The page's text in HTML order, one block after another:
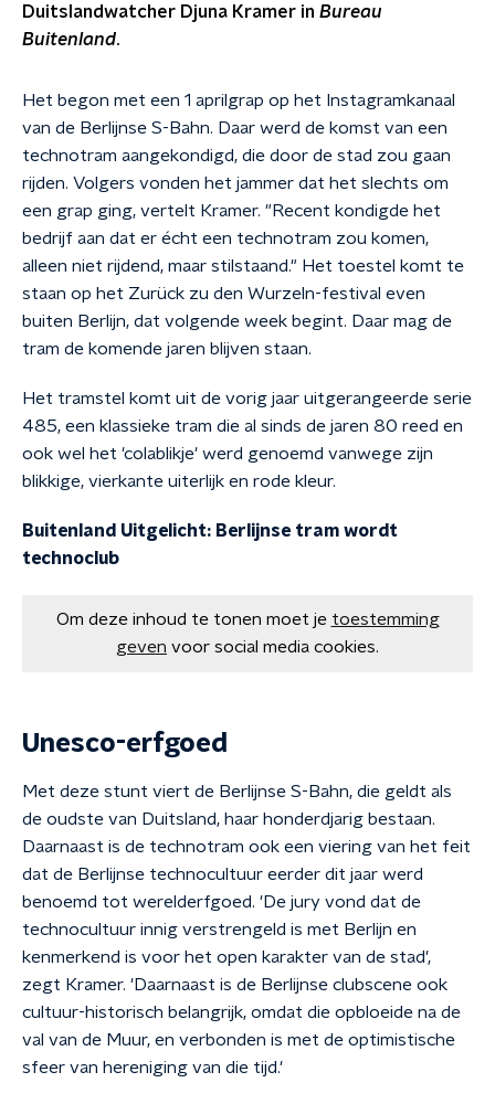
Duitslandwatcher Djuna Kramer in Bureau
Buitenland.
Het begon met een 1 aprilgrap op het Instagramkanaal
van de Berlijnse S-Bahn. Daar werd de komst van een
technotram aangekondigd, die door de stad zou gaan
rijden. Volgers vonden het jammer dat het slechts om
een grap ging, vertelt Kramer. "Recent kondigde het
bedrijf aan dat er écht een technotram zou komen,
alleen niet rijdend, maar stilstaand." Het toestel komt te
staan op het Zurück zu den Wurzeln-festival even
buiten Berlijn, dat volgende week begint. Daar mag de
tram de komende jaren blijven staan.
Het tramstel komt uit de vorig jaar uitgerangeerde serie
485, een klassieke tram die al sinds de jaren 80 reed en
ook wel het 'colablikje' werd genoemd vanwege zijn
blikkige, vierkante uiterlijk en rode kleur.
Buitenland Uitgelicht: Berlijnse tram wordt
technoclub
Om deze inhoud te tonen moet je toestemming
geven voor social media cookies.
Unesco-erfgoed
Met deze stunt viert de Berlijnse S-Bahn, die geldt als
de oudste van Duitsland, haar honderdjarig bestaan.
Daarnaast is de technotram ook een viering van het feit
dat de Berlijnse technocultuur eerder dit jaar werd
benoemd tot werelderfgoed. 'De jury vond dat de
technocultuur innig verstrengeld is met Berlijn en
kenmerkend is voor het open karakter van de stad',
zegt Kramer. 'Daarnaast is de Berlijnse clubscene ook
cultuur-historisch belangrijk, omdat die opbloeide na de
val van de Muur, en verbonden is met de optimistische
sfeer van hereniging van die tijd.'